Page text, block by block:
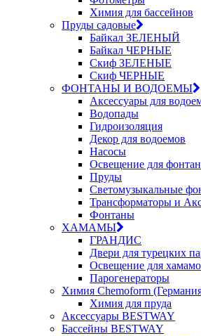
Химия для бассейнов
Пруды садовые
Байкал ЗЕЛЕНЫЙ
Байкал ЧЕРНЫЕ
Скиф ЗЕЛЕНЫЕ
Скиф ЧЕРНЫЕ
ФОНТАНЫ И ВОДОЕМЫ
Аксессуары для
Водопады
Гидроизоляция
Декор для водоемов
Насосы
Освещение для
Пруды
Светомузыкальные
Трансформаторы и
Фонтаны
ХАМАМЫ
ГРАНДИС
Двери для турецких
Освещение для
Парогенераторы
Химия Chemoform
Химия для пруда
Аксессуары BESTWAY
Бассейны BESTWAY